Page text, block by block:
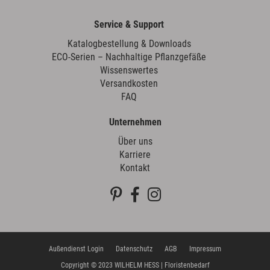
Service & Support
Katalogbestellung & Downloads
ECO-Serien – Nachhaltige Pflanzgefäße
Wissenswertes
Versandkosten
FAQ
Unternehmen
Über uns
Karriere
Kontakt
Außendienst Login Datenschutz AGB
Impressum
Copyright © 2023 WILHELM HESS | Floristenbedarf